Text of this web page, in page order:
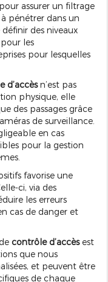
assurer un filtrage
pénétrer dans un
des niveaux
les
pour lesquelles
d’accèsn’est pas
physique, elle
des passages grâce
de surveillance.
en cas
pour la gestion
favorise une
ci, via des
les erreurs
cas de danger et
contrôle d’accès est
que nous
et peuvent être
de chaque